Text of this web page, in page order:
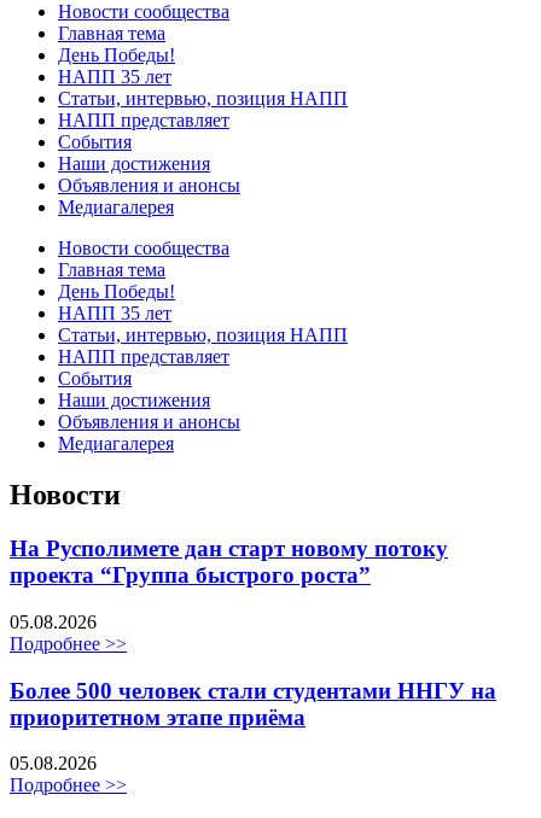
Новости сообщества
Главная тема
День Победы!
НАПП 35 лет
Статьи, интервью, позиция НАПП
НАПП представляет
События
Наши достижения
Объявления и анонсы
Медиагалерея
Новости сообщества
Главная тема
День Победы!
НАПП 35 лет
Статьи, интервью, позиция НАПП
НАПП представляет
События
Наши достижения
Объявления и анонсы
Медиагалерея
Новости
На Русполимете дан старт новому потоку
проекта “Группа быстрого роста”
05.08.2026
Подробнее >>
Более 500 человек стали студентами ННГУ на
приоритетном этапе приёма
05.08.2026
Подробнее >>